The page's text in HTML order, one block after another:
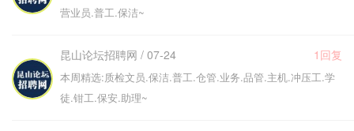
营业员.普工.保洁~
昆山论坛招聘网 / 07-24 1回复
本周精选:质检文员.保洁.普工.仓管.业务.品管.主机.冲压工.学
徒.钳工.保安.助理~